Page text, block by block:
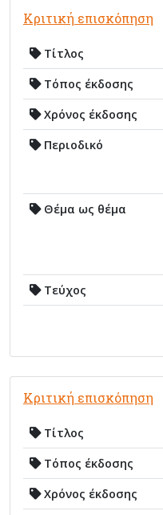
Κριτική επισκόπηση
Τίτλος
Τόπος έκδοσης
Χρόνος έκδοσης
Περιοδικό
Θέμα ως θέμα
Τεύχος
Κριτική επισκόπηση
Τίτλος
Τόπος έκδοσης
Χρόνος έκδοσης